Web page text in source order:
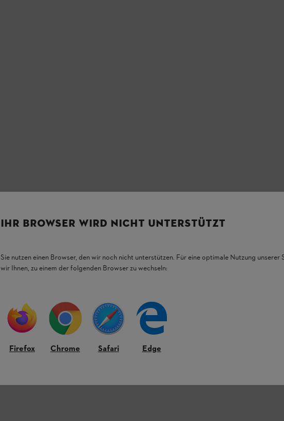
IHR BROWSER WIRD NICHT UNTERSTÜTZT
Sie nutzen einen Browser, den wir noch nicht unterstützen. Für eine optimale Nutzung unserer
wir Ihnen, zu einem der folgenden Browser zu wechseln:
Firefox Chrome Safari Edge